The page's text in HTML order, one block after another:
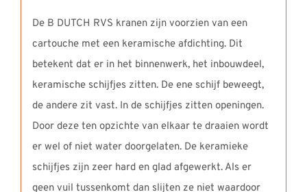
De B DUTCH RVS kranen zijn voorzien van een
cartouche met een keramische afdichting. Dit
betekent dat er in het binnenwerk, het inbouwdeel,
keramische schijfjes zitten. De ene schijf beweegt,
de andere zit vast. In de schijfjes zitten openingen.
Door deze ten opzichte van elkaar te draaien wordt
er wel of niet water doorgelaten. De keramieke
schijfjes zijn zeer hard en glad afgewerkt. Als er
geen vuil tussenkomt dan slijten ze niet waardoor